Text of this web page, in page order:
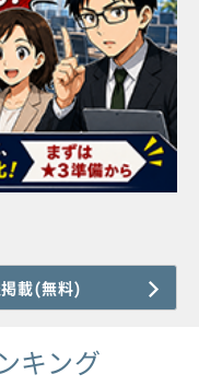
載(無料)
キング